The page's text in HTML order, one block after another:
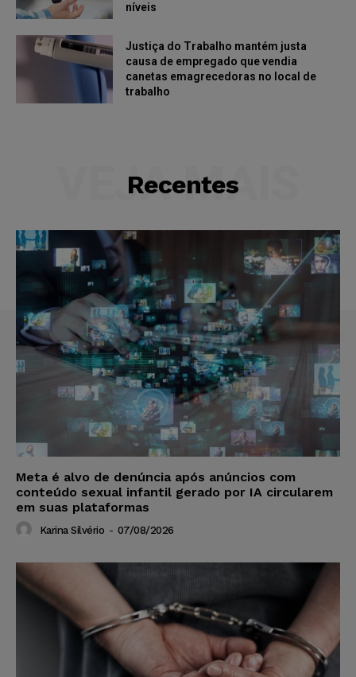
níveis
Justiça do Trabalho mantém justa
causa de empregado que vendia
canetas emagrecedoras no local de
trabalho
Recentes
VEJA MAIS
Meta é alvo de denúncia após anúncios com
conteúdo sexual infantil gerado por IA circularem
em suas plataformas
Karina Silvério - 07/08/2026